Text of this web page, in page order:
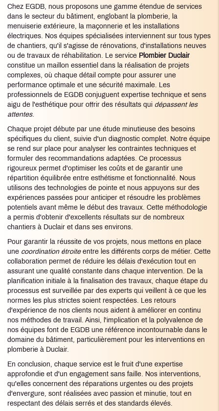
Chez EGDB, nous proposons une gamme étendue de services
dans le secteur du bâtiment, englobant la plomberie, la
menuiserie extérieure, la maçonnerie et les installations
électriques. Nos équipes spécialisées interviennent sur tous types
de chantiers, qu'il s'agisse de rénovations, d'installations neuves
ou de travaux de réhabilitation. Le service Plombier Duclair
constitue un maillon essentiel dans la réalisation de projets
complexes, où chaque détail compte pour assurer une
performance optimale et une sécurité maximale. Les
professionnels de EGDB conjuguent expertise technique et sens
aigu de l'esthétique pour offrir des résultats qui dépassent les
attentes.
Chaque projet débute par une étude minutieuse des besoins
spécifiques du client, suivie d'un diagnostic complet. Notre équipe
se rend sur place pour analyser les contraintes techniques et
formuler des recommandations adaptées. Ce processus
rigoureux permet d'optimiser les coûts et de garantir une
répartition équilibrée entre esthétisme et fonctionnalité. Nous
utilisons des technologies de pointe et nous appuyons sur des
expériences passées pour anticiper et résoudre les problèmes
potentiels avant même le début des travaux. Cette méthodologie
a permis d'obtenir d'excellents résultats sur de nombreux
chantiers à Duclair et dans ses environs.
Pour garantir la réussite de vos projets, nous mettons en place
une coordination étroiteentre les différents corps de métier. Cette
collaboration permet de réduire les délais d'exécution tout en
assurant une qualité constante dans chaque intervention. De la
planification initiale à la finalisation des travaux, chaque étape du
processus est surveillée par des experts qui veillent à ce que les
normes les plus strictes soient respectées. Les retours
d'expérience de nos clients nous aident à améliorer en continu
nos méthodes de travail. Ainsi, l'implication et la polyvalence de
nos équipes font de EGDB une référence incontournable dans le
domaine du bâtiment, particulièrement pour les interventions en
plomberie à Duclair.
En conclusion, chaque service est le fruit d'une expertise
approfondie et d'un engagement sans faille. Nos interventions,
qu'elles concernent des réparations urgentes ou des projets
d'envergure, sont réalisées avec passion et minutie, tout en
respectant des délais serrés et des standards élevés.